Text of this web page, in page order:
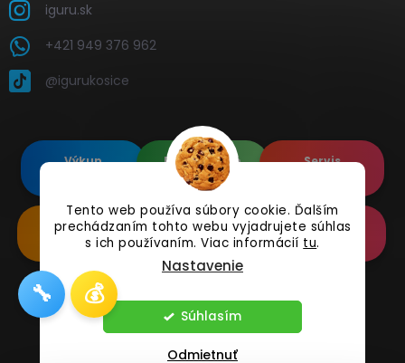
Tento web používa súbory cookie. Ďalším
prechádzaním tohto webu vyjadrujete súhlas
s ich používaním. Viac informácií tu.
Nastavenie
Odmietnuť
Súhlasím
iguru.sk
+421 949 376 962
@igurukosice
Výkup
Renovované
Apple's
Servis
Renovované
Samsung's
Doplnkové
Príslušenstvo
Online
Reklamácia
Vytvoril Shoptet
Copyright 2026 iguru.sk. Všetky práva vyhradené.
🔧 💰